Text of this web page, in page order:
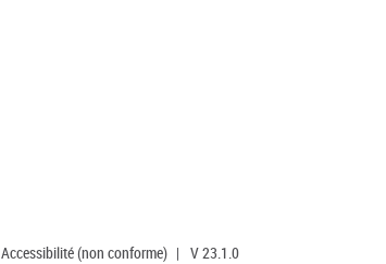
Accessibilité (non conforme) | V 23.1.0